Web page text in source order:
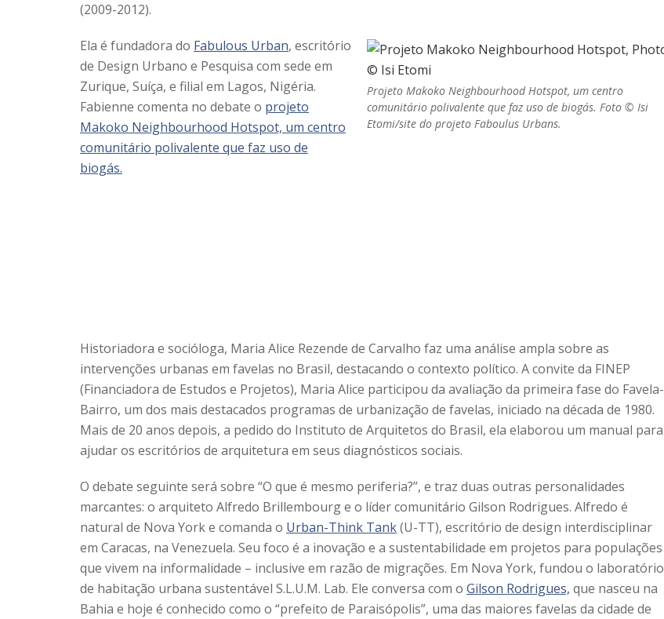
(2009-2012).
Projeto Makoko Neighbourhood Hotspot, um centro
comunitário polivalente que faz uso de biogás. Foto © Isi
Etomi/site do projeto Faboulus Urbans.
Ela é fundadora do Fabulous Urban, escritório
de Design Urbano e Pesquisa com sede em
Zurique, Suíça, e filial em Lagos, Nigéria.
Fabienne comenta no debate o projeto
Makoko Neighbourhood Hotspot, um centro
comunitário polivalente que faz uso de
biogás.
Historiadora e socióloga, Maria Alice Rezende de Carvalho faz uma análise ampla sobre as
intervenções urbanas em favelas no Brasil, destacando o contexto político. A convite da FINEP
(Financiadora de Estudos e Projetos), Maria Alice participou da avaliação da primeira fase do Favela-
Bairro, um dos mais destacados programas de urbanização de favelas, iniciado na década de 1980.
Mais de 20 anos depois, a pedido do Instituto de Arquitetos do Brasil, ela elaborou um manual para
ajudar os escritórios de arquitetura em seus diagnósticos sociais.
O debate seguinte será sobre “O que é mesmo periferia?”, e traz duas outras personalidades
marcantes: o arquiteto Alfredo Brillembourg e o líder comunitário Gilson Rodrigues. Alfredo é
natural de Nova York e comanda o Urban-Think Tank(U-TT), escritório de design interdisciplinar
em Caracas, na Venezuela. Seu foco é a inovação e a sustentabilidade em projetos para populações
que vivem na informalidade – inclusive em razão de migrações. Em Nova York, fundou o laboratório
de habitação urbana sustentável S.L.U.M. Lab. Ele conversa com o Gilson Rodrigues, que nasceu na
Bahia e hoje é conhecido como o “prefeito de Paraisópolis”, uma das maiores favelas da cidade de